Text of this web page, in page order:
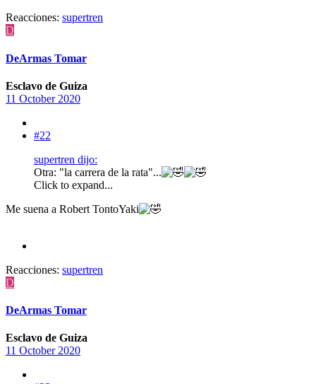
Reacciones: supertren
D
DeArmas Tomar
Esclavo de Guiza
11 October 2020
#22
supertren dijo:
Otra: "la carrera de la rata"...
Click to expand...
Me suena a Robert TontoYaki
Reacciones: supertren
D
DeArmas Tomar
Esclavo de Guiza
11 October 2020